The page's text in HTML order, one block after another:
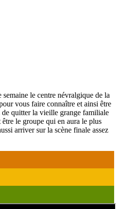
le centre névralgique de la
vous faire connaître et ainsi être
de quitter la vieille grange familiale
le groupe qui en aura le plus
arriver sur la scène finale assez